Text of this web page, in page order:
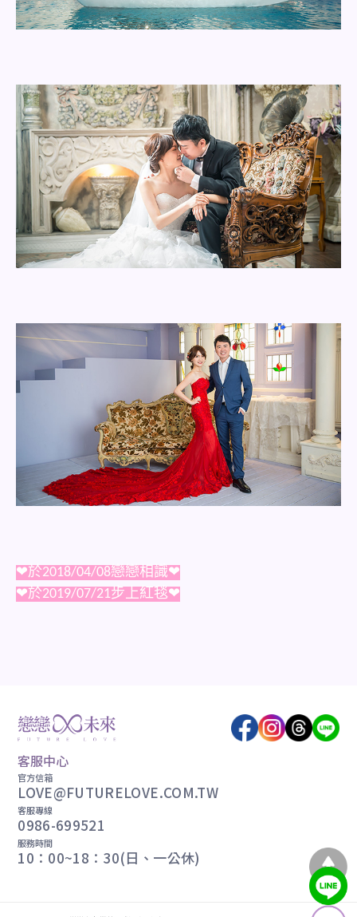
❤於2018/04/08戀戀相識❤
❤於2019/07/21步上紅毯❤
客服中心
官方信箱
LOVE@FUTURELOVE.COM.TW
客服專線
0986-699521
服務時間
10：00~18：30(日、一公休)